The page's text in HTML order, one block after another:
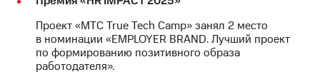
и акционерам
Корпоративное
управление
Проект «МТС True Tech Camp» занял 2 место
в номинации «EMPLOYER BRAND. Лучший проект
по формированию позитивного образа
работодателя».